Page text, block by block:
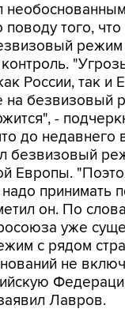
того, что
режим
России, так и
на безвизовый
-
до недавнего
безвизовый
Европы.
принимать
он. По
уже
с рядом
не
Лавров.